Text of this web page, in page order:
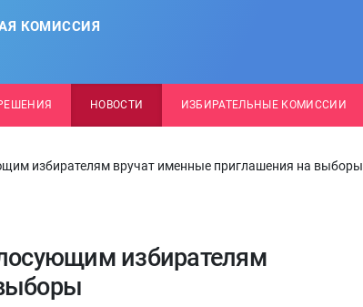
КОМИССИЯ
НОВОСТИ ИЗБИРАТЕЛЬНЫЕ КОМИССИИ
избирателям вручат именные приглашения на выборы
избирателям